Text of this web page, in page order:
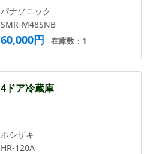
パナソニック
SMR-M48SNB
60,000円 在庫数：1
4ドア冷蔵庫
ホシザキ
HR-120A